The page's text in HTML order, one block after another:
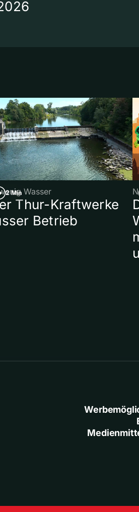
2 MinWasser
Thur-Kraftwerke
Betrieb